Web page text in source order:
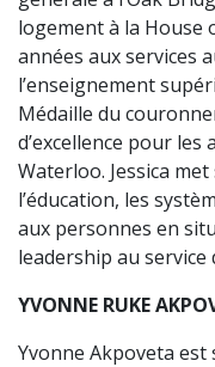
logement à la House
années aux services
l’enseignement
Médaille du
d’excellence pour les
Waterloo. Jessica
l’éducation, les
aux personnes en
leadership au service
YVONNE RUKE
Yvonne Akpoveta